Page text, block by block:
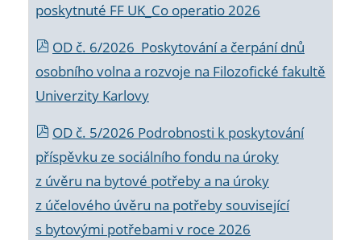
poskytnuté FF UK_Co operatio 2026
OD č. 6/2026 Poskytování a čerpání dnů
osobního volna a rozvoje na Filozofické fakultě
Univerzity Karlovy
OD č. 5/2026 Podrobnosti k poskytování
příspěvku ze sociálního fondu na úroky
z úvěru na bytové potřeby a na úroky
z účelového úvěru na potřeby související
s bytovými potřebami v roce 2026